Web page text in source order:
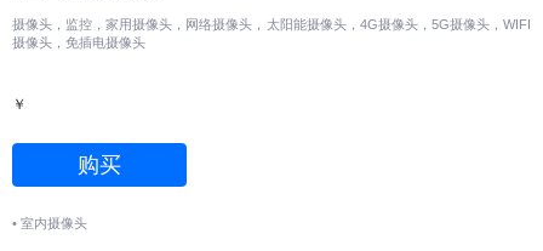
摄像头，监控，家用摄像头，网络摄像头，太阳能摄像头，4G摄像头，5G摄像头，WIFI
摄像头，免插电摄像头
￥
购买
• 室内摄像头